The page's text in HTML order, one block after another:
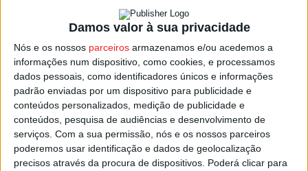
Damos valor à sua privacidade
Nós e os nossos parceiros armazenamos e/ou acedemos a
informações num dispositivo, como cookies, e processamos
dados pessoais, como identificadores únicos e informações
padrão enviadas por um dispositivo para publicidade e
conteúdos personalizados, medição de publicidade e
conteúdos, pesquisa de audiências e desenvolvimento de
serviços. Com a sua permissão, nós e os nossos parceiros
poderemos usar identificação e dados de geolocalização
precisos através da procura de dispositivos. Poderá clicar para
ligação à sustentabilidade”, adianta a organização, a
cargo da associação de desenvolvimento local Dolmen.
Este projeto é promovido pela Comunidade
Intermunicipal do Tâmega e Sousa em parceria com o
Instituto Nacional de Investigação Agrária e Veterinária, a
Universidade de Trás-os-Montes e Alto Douro, a Escola
Profissional de Agricultura e Desenvolvimento Rural de
Marco de Canaveses, a Ader-Sousa e a Dolmen.